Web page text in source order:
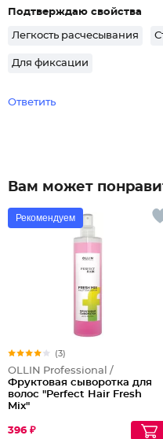
Подтверждаю свойства
Легкость расчесывания
Для фиксации
Ответить
Вам может
Рекомендуем
(3)
OLLIN Professional /
Фруктовая сыворотка для
волос "Perfect Hair Fresh
Mix"
396 ₽